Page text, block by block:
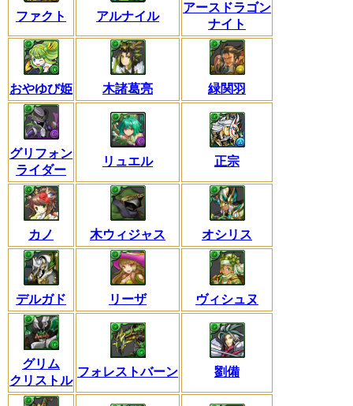
ファクト アルナイル
アースドラゴン
ナイト
おやゆび姫 木諸葛亮 緑関羽
グリフォン
ライダー
リュエル 正宗
カノ 木ウィジャス オシリス
デルガド リーザ ヴィシュヌ
グリム
クリストル
フォレストバーン 劉備